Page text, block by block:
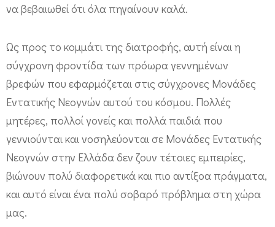
να βεβαιωθεί ότι όλα πηγαίνουν καλά.
Ως προς το κομμάτι της διατροφής, αυτή είναι η
σύγχρονη φροντίδα των πρόωρα γεννημένων
βρεφών που εφαρμόζεται στις σύγχρονες Μονάδες
Εντατικής Νεογνών αυτού του κόσμου. Πολλές
μητέρες, πολλοί γονείς και πολλά παιδιά που
γεννιούνται και νοσηλεύονται σε Μονάδες Εντατικής
Νεογνών στην Ελλάδα δεν ζουν τέτοιες εμπειρίες,
βιώνουν πολύ διαφορετικά και πιο αντίξοα πράγματα,
και αυτό είναι ένα πολύ σοβαρό πρόβλημα στη χώρα
μας.